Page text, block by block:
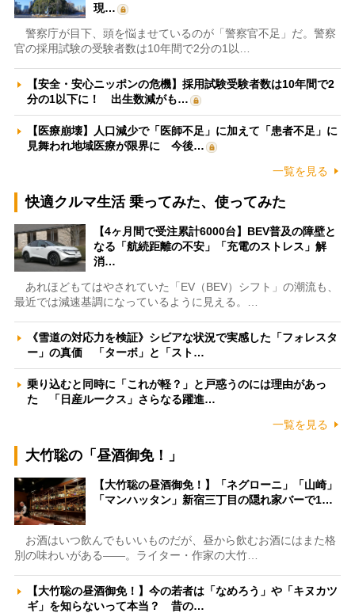
現…
警察庁が目下、頭を悩ませているのが「警察官不足」だ。警察
官の採用試験の受験者数は10年間で2分の1以…
【安全・安心ニッポンの危機】採用試験受験者数は10年間で2
分の1以下に！ 出生数減がも…
【医療崩壊】人口減少で「医師不足」に加えて「患者不足」に
見舞われ地域医療が限界に 今後…
一覧を見る
快適クルマ生活 乗ってみた、使ってみた
【4ヶ月間で受注累計6000台】BEV普及の障壁と
なる「航続距離の不安」「充電のストレス」解
消…
あれほどもてはやされていた「EV（BEV）シフト」の潮流も、
最近では減速基調になっているように見える。…
《雪道の対応力を検証》シビアな状況で実感した「フォレスタ
ー」の真価 「ターボ」と「スト…
乗り込むと同時に「これが軽？」と戸惑うのには理由があっ
た 「日産ルークス」さらなる躍進…
一覧を見る
大竹聡の「昼酒御免！」
【大竹聡の昼酒御免！】「ネグローニ」「山崎」
「マンハッタン」新宿三丁目の隠れ家バーで1…
お酒はいつ飲んでもいいものだが、昼から飲むお酒にはまた格
別の味わいがある――。ライター・作家の大竹…
【大竹聡の昼酒御免！】今の若者は「なめろう」や「キヌカツ
ギ」を知らないって本当？ 昔の…